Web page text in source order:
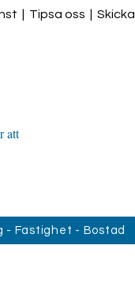
Tipsa oss Skicka
att
- Fastighet - Bostad